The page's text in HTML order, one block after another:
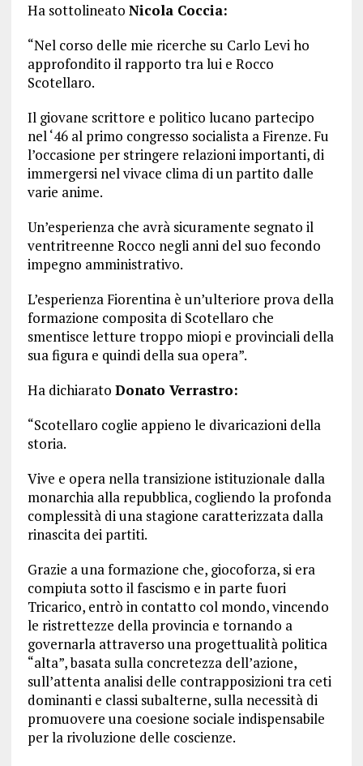
Ha sottolineato Nicola Coccia:
“Nel corso delle mie ricerche su Carlo Levi ho
approfondito il rapporto tra lui e Rocco
Scotellaro.
Il giovane scrittore e politico lucano partecipo
nel ‘46 al primo congresso socialista a Firenze. Fu
l’occasione per stringere relazioni importanti, di
immergersi nel vivace clima di un partito dalle
varie anime.
Un’esperienza che avrà sicuramente segnato il
ventritreenne Rocco negli anni del suo fecondo
impegno amministrativo.
L’esperienza Fiorentina è un’ulteriore prova della
formazione composita di Scotellaro che
smentisce letture troppo miopi e provinciali della
sua figura e quindi della sua opera”.
Ha dichiarato Donato Verrastro:
“Scotellaro coglie appieno le divaricazioni della
storia.
Vive e opera nella transizione istituzionale dalla
monarchia alla repubblica, cogliendo la profonda
complessità di una stagione caratterizzata dalla
rinascita dei partiti.
Grazie a una formazione che, giocoforza, si era
compiuta sotto il fascismo e in parte fuori
Tricarico, entrò in contatto col mondo, vincendo
le ristrettezze della provincia e tornando a
governarla attraverso una progettualità politica
“alta”, basata sulla concretezza dell’azione,
sull’attenta analisi delle contrapposizioni tra ceti
dominanti e classi subalterne, sulla necessità di
promuovere una coesione sociale indispensabile
per la rivoluzione delle coscienze.